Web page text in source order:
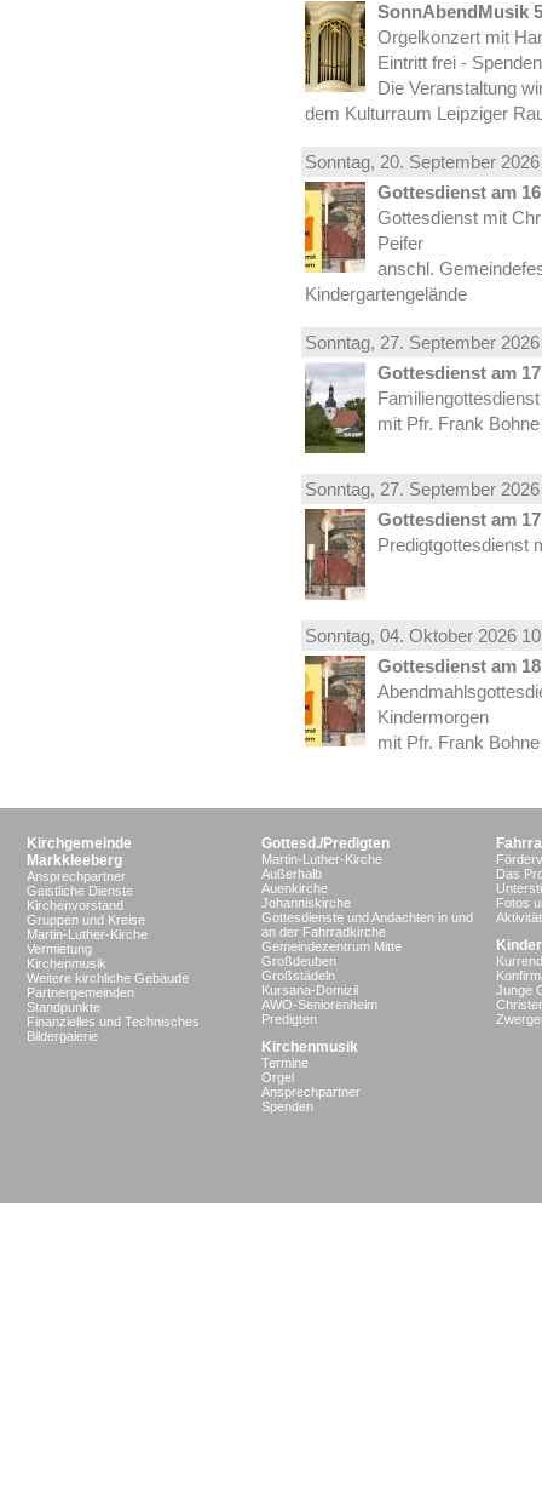
SonnAbendMusik 5
Orgelkonzert mit
Eintritt frei -
Die Veranstaltung
dem Kulturraum Leipziger
Sonntag, 20. September
Gottesdienst am
Gottesdienst mit
Peifer
anschl.
Kindergartengelände
Sonntag, 27. September
Gottesdienst am
mit Pfr. Frank
Sonntag, 27. September
Gottesdienst am
Predigtgottesdienst
Sonntag, 04. Oktober 2026
Gottesdienst am
Kindermorgen
mit Pfr. Frank Bohne
Kirchgemeinde
Markkleeberg
Ansprechpartner
Geistliche Dienste
Kirchenvorstand
Gruppen und Kreise
Martin-Luther-Kirche
Vermietung
Kirchenmusik
Weitere kirchliche Gebäude
Partnergemeinden
Standpunkte
Finanzielles und Technisches
Bildergalerie
Gottesd./Predigten
Martin-Luther-Kirche
Außerhalb
Auenkirche
Johanniskirche
Gottesdienste und Andachten in und
an der Fahrradkirche
Gemeindezentrum Mitte
Großdeuben
Großstädeln
Kursana-Domizil
AWO-Seniorenheim
Predigten
Kirchenmusik
Termine
Orgel
Ansprechpartner
Spenden
Das
Fotos
Junge